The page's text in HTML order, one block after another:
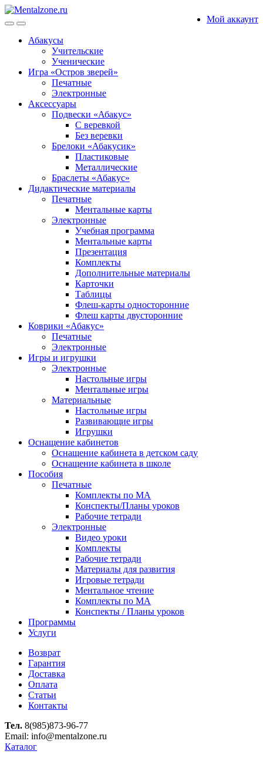
Skip
to
Skip
to
Мой аккаунт
Абакусы
Учительские
Ученические
Игра «Остров зверей»
Печатные
Электронные
Аксессуары
Подвески «Абакус»
С веревкой
Без веревки
Брелоки «Абакусик»
Пластиковые
Металлические
Браслеты «Абакус»
Дидактические материалы
Печатные
Ментальные карты
Электронные
Учебная программа
Ментальные карты
Презентация
Комплекты
Дополнительные материалы
Карточки
Таблицы
Флеш-карты односторонние
Флеш карты двусторонние
Коврики «Абакус»
Печатные
Электронные
Игры и игрушки
Электронные
Настольные игры
Ментальные игры
Материальные
Настольные игры
Развивающие игры
Игрушки
Оснащение кабинетов
Оснащение кабинета в детском саду
Оснащение кабинета в школе
Пособия
Печатные
Комплекты по МА
Конспекты/Планы уроков
Рабочие тетради
Электронные
Видео уроки
Комплекты
Рабочие тетради
Материалы для развития
Игровые тетради
Ментальное чтение
Комплекты по МА
Конспекты / Планы уроков
Программы
Услуги
Возврат
Гарантия
Доставка
Оплата
Статьи
Контакты
Тел. 8(985)873-96-77
Email: info@mentalzone.ru
Каталог